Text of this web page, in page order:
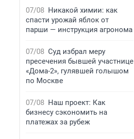
07/08 Никакой химии: как
спасти урожай яблок от
парши — инструкция агронома
07/08 Суд избрал меру
пресечения бывшей участнице
«Дома-2», гулявшей голышом
по Москве
07/08 Наш проект: Как
бизнесу сэкономить на
платежах за рубеж